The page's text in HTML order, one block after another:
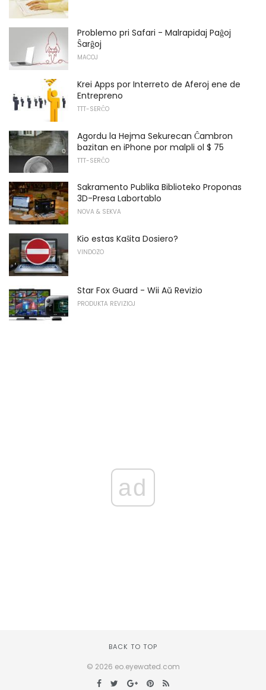
Problemo pri Safari - Malrapidaj Paĝoj
Ŝarĝoj
MACOJ
Krei Apps por Interreto de Aferoj ene de
Entrepreno
TTT-SERĈO
Agordu la Hejma Sekurecan Ĉambron
bazitan en iPhone por malpli ol $ 75
TTT-SERĈO
Sakramento Publika Biblioteko Proponas
3D-Presa Labortablo
NOVA & SEKVA
Kio estas Kaŝita Dosiero?
VINDOZO
Star Fox Guard - Wii Aŭ Revizio
PRODUKTA REVIZIOJ
ad
BACK TO TOP
© 2026 eo.eyewated.com